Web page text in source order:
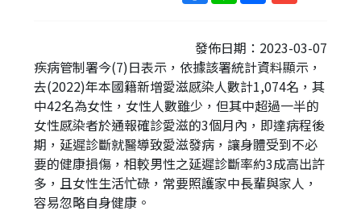
短
網
址
頁
發佈日期：2023-03-07
疾病管制署今(7)日表示，依據該署統計資料顯示，
去(2022)年本國籍新增愛滋感染人數計1,074名，其
中42名為女性，女性人數雖少，但其中超過一半的
女性感染者於通報確診愛滋的3個月內，即達病程後
期，延遲診斷就醫導致愛滋發病，讓身體受到不必
要的健康損傷，相較男性之延遲診斷率約3成高出許
多，且女性生活忙碌，常要照護家中長輩與家人，
容易忽略自身健康。